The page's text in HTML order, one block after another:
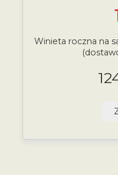
Winieta roczna na